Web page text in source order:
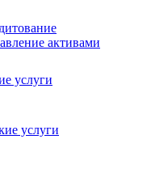
услуги
активами
услуги